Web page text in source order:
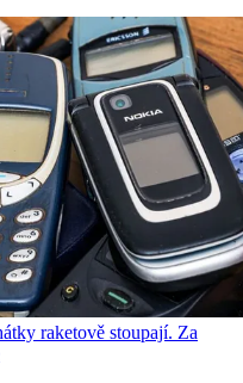
raketově stoupají. Za